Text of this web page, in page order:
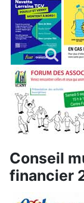
Conseil
financier